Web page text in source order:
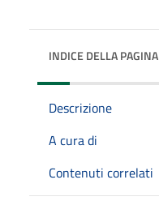
INDICE DELLA PAGINA
Descrizione
A cura di
Contenuti correlati